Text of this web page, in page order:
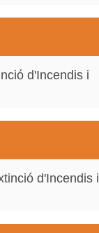
d'Incendis i
d'Incendis i